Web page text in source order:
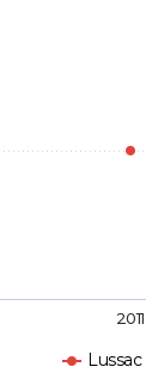
Lussac
2011